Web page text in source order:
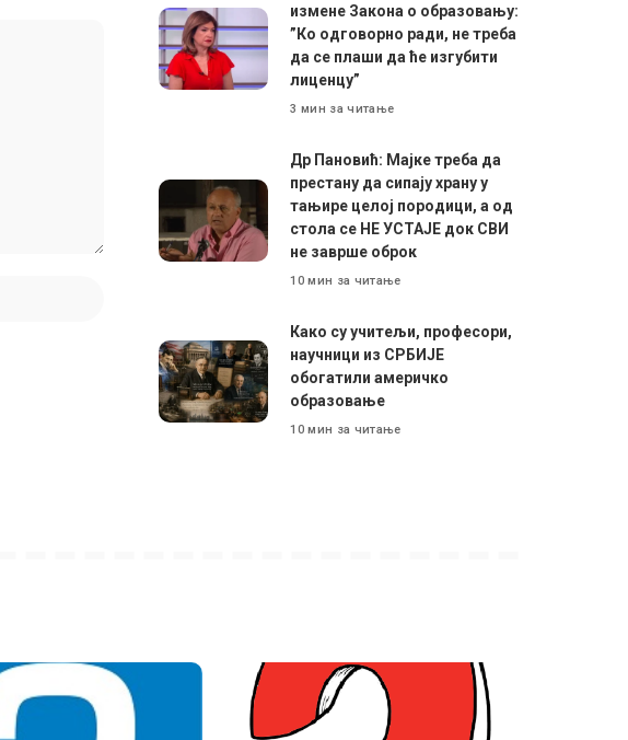
измене Закона о образовању:
”Ко одговорно ради, не треба
да се плаши да ће изгубити
лиценцу”
3 мин за читање
Др Пановић: Мајке треба да
престану да сипају храну у
тањире целој породици, а од
стола се НЕ УСТАЈЕ док СВИ
не заврше оброк
10 мин за читање
Како су учитељи, професори,
научници из СРБИЈЕ
обогатили америчко
образовање
10 мин за читање